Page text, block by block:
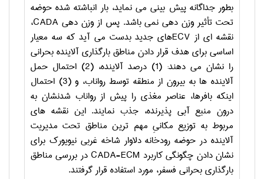
بطور جداگانه پیش بینی می نماید، بار انباشته شده حوضه
تحت تأثیر وزن دهی نمی باشد. پس از وزن دهی CADA،
نقشه ای از ECVهای جدید بدست می آید که سه معیار
اساسی برای هدف قرار دادن مناطق بارگذاری آلاینده بحرانی
را نشان می دهند: (1) درصد آلاینده، (2) احتمال حمل
آلاینده ها به بیرون از منطقه توسط رواناب، و (3) احتمال
اینکه بافرها، عناصر مغذی را پیش از رواناب شدنشان به
درون منبع آبی پذیرنده، جذب نمایند. این نقشه های
مربوط به توزیع مکانیِ مهم ترین مناطق تحت مدیریت
آلاینده در حوضه رودخانه دلاوار شاخه غربی نیویورک برای
نشان دادن چگونگی کاربرد CADA-ECM در بررسی مناطق
بارگذاری بحرانی فسفر، مورد استفاده قرار گرفتند.